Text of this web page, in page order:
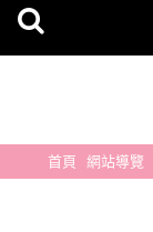
首頁 網站導覽